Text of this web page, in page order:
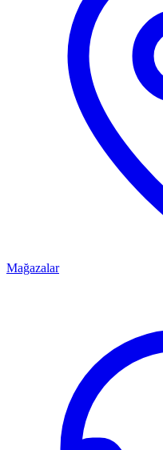
Mağazalar